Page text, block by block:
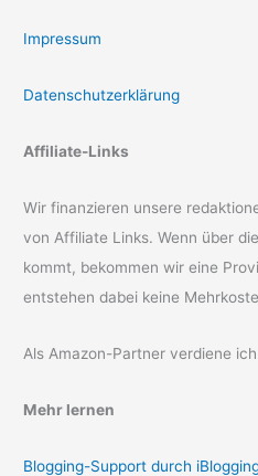
Impressum
Datenschutzerklärung
Affiliate-Links
Wir finanzieren unsere
von Affiliate Links. Wenn über
kommt, bekommen wir eine
entstehen dabei keine
Als Amazon-Partner verdiene
Mehr lernen
Blogging-Support durch